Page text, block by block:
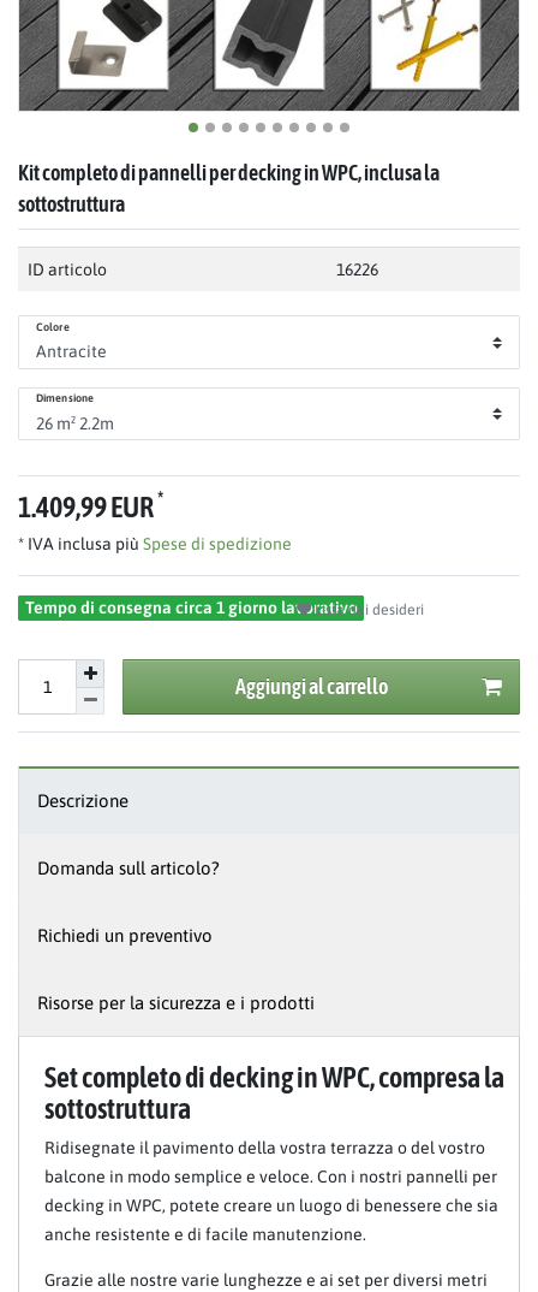
Kit completo di pannelli per decking in WPC, inclusa la
sottostruttura
ID articolo 16226
Colore
Dimensione
1.409,99 EUR*
* IVA inclusa più Spese di spedizione
Tempo di consegna circa 1 giorno lavorativoLista dei desideri
Aggiungi al carrello
Descrizione
Domanda sull articolo?
Richiedi un preventivo
Risorse per la sicurezza e i prodotti
Set completo di decking in WPC, compresa la
sottostruttura
Ridisegnate il pavimento della vostra terrazza o del vostro
balcone in modo semplice e veloce. Con i nostri pannelli per
decking in WPC, potete creare un luogo di benessere che sia
anche resistente e di facile manutenzione.
Grazie alle nostre varie lunghezze e ai set per diversi metri